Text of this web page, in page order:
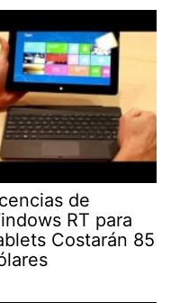
de
RT para
Costarán 85